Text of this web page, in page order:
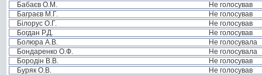
Бабаєв О.М.
Не голосував
Баграєв М.Г.
Не голосував
Білорус О.Г.
Не голосував
Богдан Р.Д.
Не голосував
Болюра А.В.
Не голосувала
Бондаренко О.Ф.
Не голосувала
Бородін В.В.
Не голосував
Буряк О.В.
Не голосував